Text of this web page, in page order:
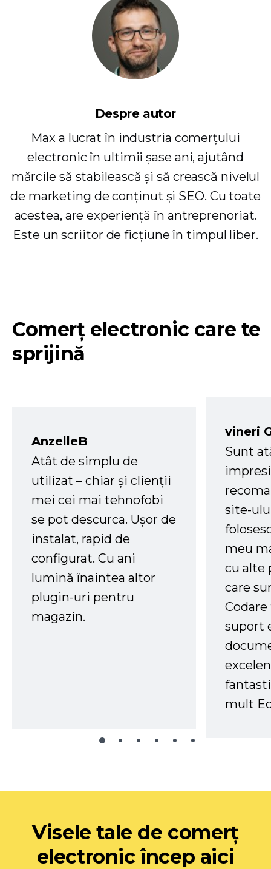
Despre autor
Max a lucrat în industria comerțului
electronic în ultimii șase ani, ajutând
mărcile să stabilească și să crească nivelul
de marketing de conținut și SEO. Cu toate
acestea, are experiență în antreprenoriat.
Este un scriitor de ficțiune în timpul liber.
Comerț electronic care te
sprijină
AnzelleB
Atât de simplu de
utilizat – chiar și clienții
mei cei mai tehnofobi
se pot descurca. Ușor de
instalat, rapid de
configurat. Cu ani
lumină înaintea altor
plugin-uri pentru
magazin.
vineri
Sunt
site-
meu
cu alte
care
suport
mult
Visele tale de comerț
electronic încep aici